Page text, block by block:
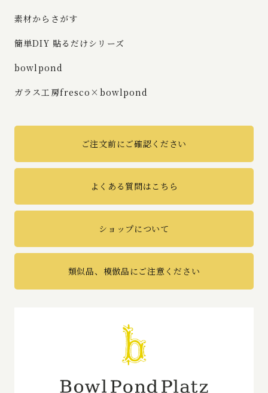
素材からさがす
簡単DIY 貼るだけシリーズ
bowlpond
ガラス工房fresco×bowlpond
ご注文前にご確認ください
よくある質問はこちら
ショップについて
類似品、模倣品にご注意ください